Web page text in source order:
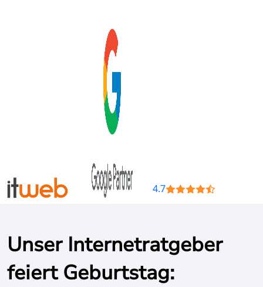
4.7
Unser Internetratgeber
feiert Geburtstag: